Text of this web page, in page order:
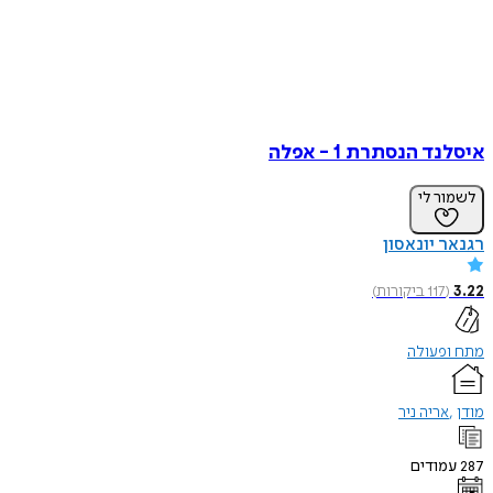
הנסתרת 1 - אפלה
לי
יונאסון
117ביקורות)
אריה ניר